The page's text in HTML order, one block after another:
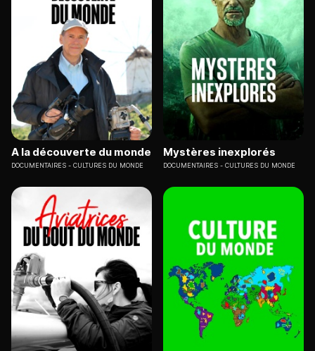
A la découverte du monde
DOCUMENTAIRES CULTURES DU MONDE
Mystères inexplorés
DOCUMENTAIRES CULTURES DU MONDE